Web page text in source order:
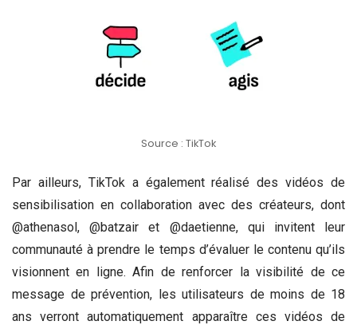
Source : TikTok
Par ailleurs, TikTok a également réalisé des vidéos de
sensibilisation en collaboration avec des créateurs, dont
@athenasol, @batzair et @daetienne, qui invitent leur
communauté à prendre le temps d’évaluer le contenu qu’ils
visionnent en ligne. Afin de renforcer la visibilité de ce
message de prévention, les utilisateurs de moins de 18
ans verront automatiquement apparaître ces vidéos de